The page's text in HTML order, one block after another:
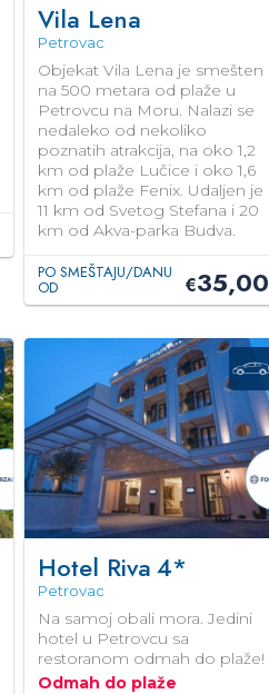
Vila Lena
Petrovac
Objekat Vila Lena je smešten
na 500 metara od plaže u
Petrovcu na Moru. Nalazi se
nedaleko od nekoliko
poznatih atrakcija, na oko 1,2
km od plaže Lučice i oko 1,6
km od plaže Fenix. Udaljen je
11 km od Svetog Stefana i 20
km od Akva-parka Budva.
PO SMEŠTAJU/DANU
OD €35,00
Hotel Riva4*
Petrovac
Na samoj obali mora. Jedini
hotel u Petrovcu sa
restoranom odmah do plaže!
Odmah do plaže